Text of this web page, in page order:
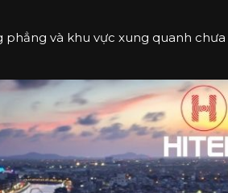
và khu vực xung quanh